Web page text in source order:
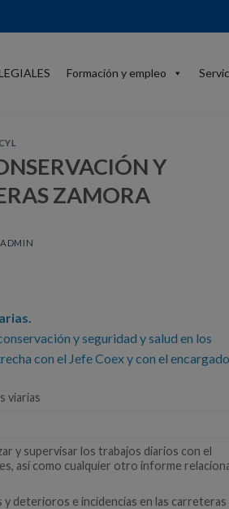
Formación y empleo
Y
ZAMORA
ADMIN
y seguridad y salud en los
con el Jefe Coex y con el encargado.
viarias
y supervisar los trabajos diarios con el
así como cualquier otro informe
deterioros e incidencias en las carreteras